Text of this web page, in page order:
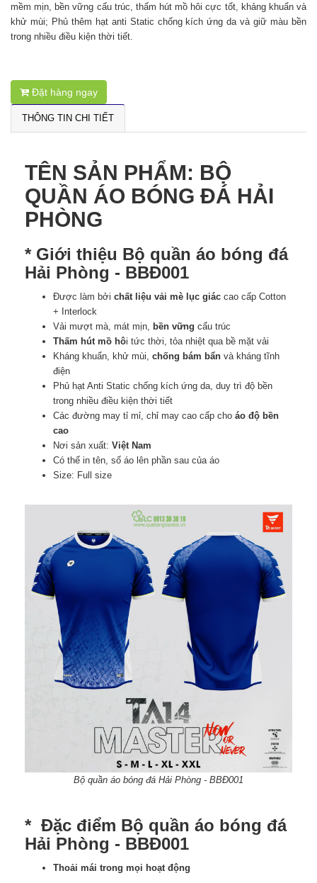
mềm mịn, bền vững cấu trúc, thấm hút mồ hôi cực tốt, khảng khuẩn và
khử mùi; Phủ thêm hạt anti Static chống kích ứng da và giữ màu bền
trong nhiều điều kiện thời tiết.
Đặt hàng ngay
THÔNG TIN CHI TIẾT
TÊN SẢN PHẨM: BỘ
QUẦN ÁO BÓNG ĐÁ HẢI
PHÒNG
* Giới thiệu Bộ quần áo bóng đá
Hải Phòng - BBĐ001
Được làm bởi chất liệu vải mè lục giác cao cấp Cotton
+ Interlock
Vải mượt mà, mát mịn, bền vững cấu trúc
Thấm hút mồ hôi tức thời, tỏa nhiệt qua bề mặt vải
Kháng khuẩn, khử mùi, chống bám bẩn và kháng tĩnh
điện
Phủ hạt Anti Static chống kích ứng da, duy trì độ bền
trong nhiều điều kiện thời tiết
Các đường may tỉ mỉ, chỉ may cao cấp cho áo độ bền
cao
Nơi sản xuất: Việt Nam
Có thể in tên, số áo lên phần sau của áo
Size: Full size
Bộ quần áo bóng đá Hải Phòng - BBĐ001
* Đặc điểm Bộ quần áo bóng đá
Hải Phòng - BBĐ001
Thoải mái trong mọi hoạt động